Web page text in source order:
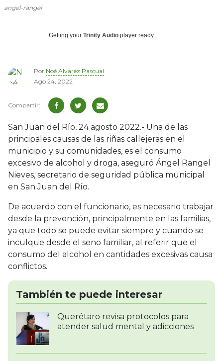
angel-rangel
Getting your Trinity Audio player ready...
Por Noé Alvarez Pascual
Ago 24, 2022
San Juan del Río, 24 agosto 2022.- Una de las
principales causas de las riñas callejeras en el
municipio y su comunidades, es el consumo
excesivo de alcohol y droga, aseguró Ángel Rangel
Nieves, secretario de seguridad pública municipal
en San Juan del Río.
De acuerdo con el funcionario, es necesario trabajar
desde la prevención, principalmente en las familias,
ya que todo se puede evitar siempre y cuando se
inculque desde el seno familiar, al referir que el
consumo del alcohol en cantidades excesivas causa
conflictos.
También te puede interesar
Querétaro revisa protocolos para
atender salud mental y adicciones